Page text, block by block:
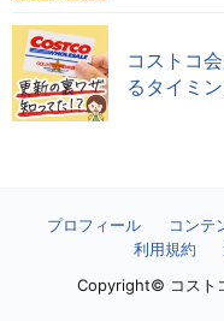
コストコ
るタイミ
プロフィール コンテ
利用規約
Copyright© コスト